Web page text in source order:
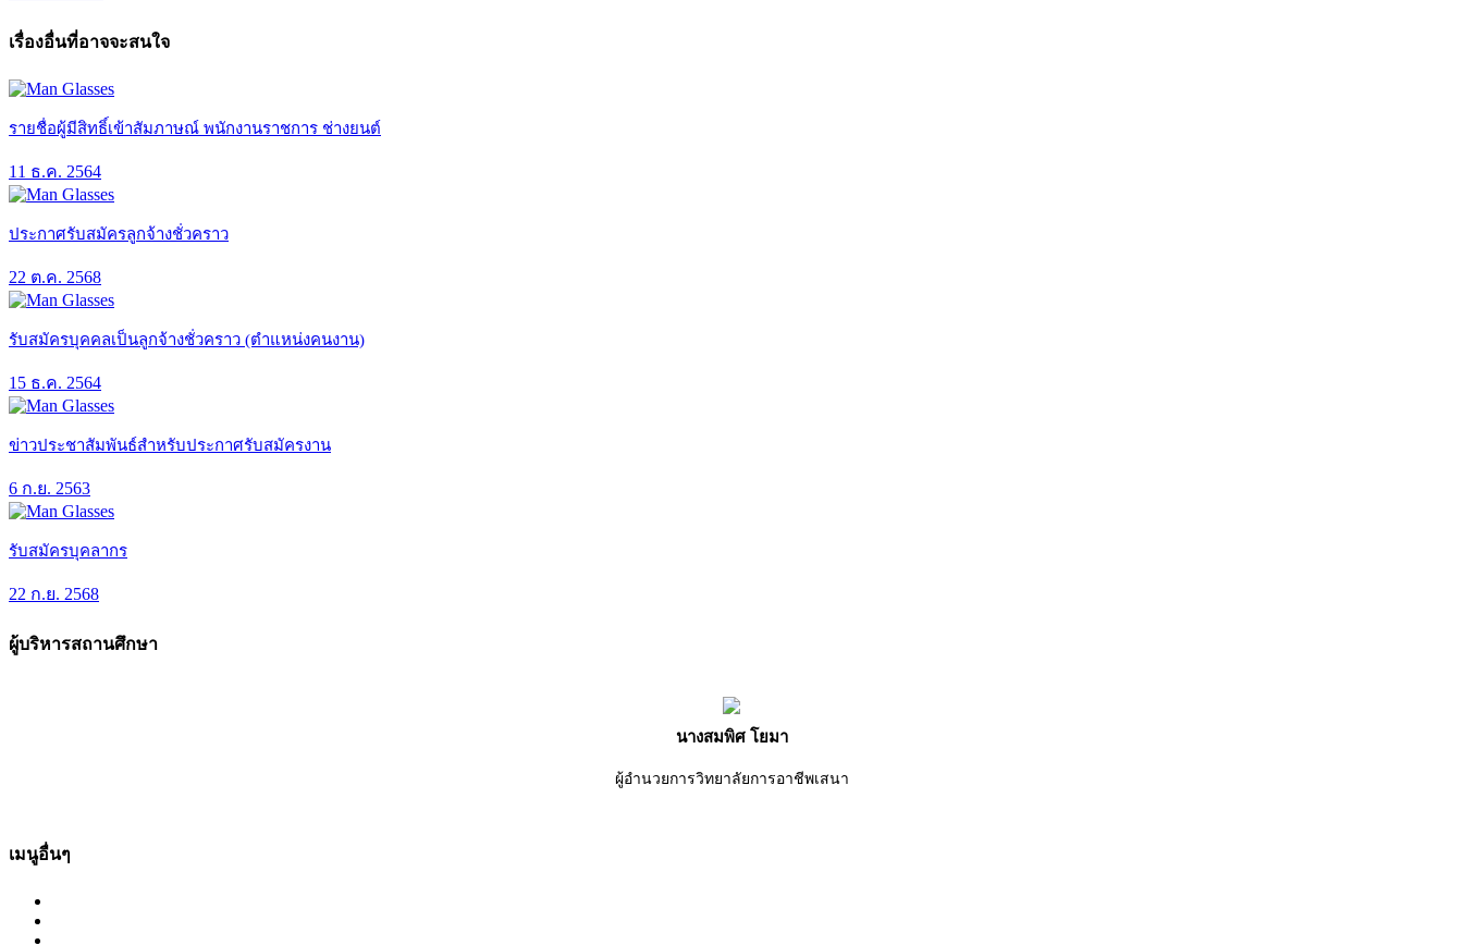
เรื่องอื่นที่อาจจะสนใจ
รายชื่อผู้มีสิทธิ์เข้าสัมภาษณ์ พนักงานราชการ ช่างยนต์
11 ธ.ค. 2564
ประกาศรับสมัครลูกจ้างชั่วคราว
22 ต.ค. 2568
รับสมัครบุคคลเป็นลูกจ้างชั่วคราว (ตำแหน่งคนงาน)
15 ธ.ค. 2564
ข่าวประชาสัมพันธ์สำหรับประกาศรับสมัครงาน
6 ก.ย. 2563
รับสมัครบุคลากร
22 ก.ย. 2568
ผู้บริหารสถานศึกษา
นางสมพิศ โยมา
ผู้อำนวยการวิทยาลัยการอาชีพเสนา
เมนูอื่นๆ